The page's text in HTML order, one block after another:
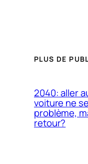
PLUS DE
2040: aller
voiture ne
problème,
retour?